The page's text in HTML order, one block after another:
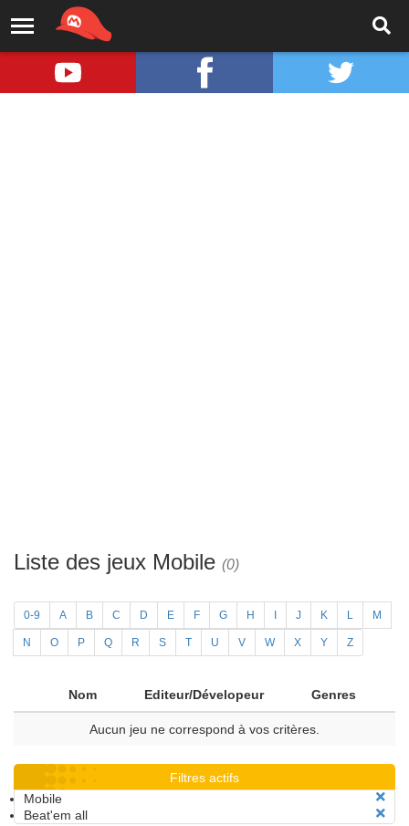
Liste des jeux Mobile (0)
0-9 A B C D E F G H J K L M
N O P Q R S T U V W X Y Z
Nom Editeur/Dévelopeur Genres
Aucun jeu ne correspond à vos critères.
Filtres actifs
Mobile
Beat'em all